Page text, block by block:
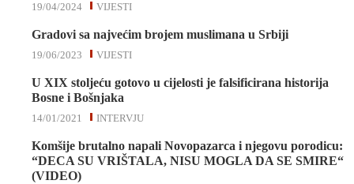
VIJESTI
19/04/2024
Gradovi sa najvećim brojem muslimana u Srbiji
VIJESTI
19/06/2023
U XIX stoljeću gotovo u cijelosti je falsificirana historija
Bosne i Bošnjaka
INTERVJU
14/01/2021
Komšije brutalno napali Novopazarca i njegovu porodicu:
“DECA SU VRIŠTALA, NISU MOGLA DA SE SMIRE“
(VIDEO)